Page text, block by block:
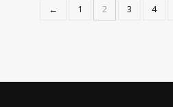
← 1 2 3 4